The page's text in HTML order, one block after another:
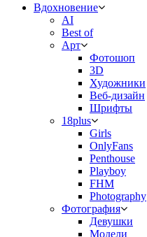
Вдохновение
AI
Best of
Арт
Фотошоп
3D
Художники
Веб-дизайн
Шрифты
18plus
Girls
OnlyFans
Penthouse
Playboy
FHM
Photography
Фотография
Девушки
Модели